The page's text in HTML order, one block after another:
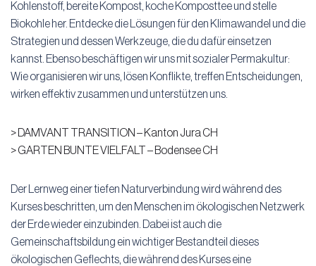
Kohlenstoff, bereite Kompost, koche Komposttee und stelle
Biokohle her. Entdecke die Lösungen für den Klimawandel und die
Strategien und dessen Werkzeuge, die du dafür einsetzen
kannst. Ebenso beschäftigen wir uns mit sozialer Permakultur:
Wie organisieren wir uns, lösen Konflikte, treffen Entscheidungen,
wirken effektiv zusammen und unterstützen uns.
> DAMVANT TRANSITION – Kanton Jura CH
> GARTEN BUNTE VIELFALT – Bodensee CH
Der Lernweg einer tiefen Naturverbindung wird während des
Kurses beschritten, um den Menschen im ökologischen Netzwerk
der Erde wieder einzubinden. Dabei ist auch die
Gemeinschaftsbildung ein wichtiger Bestandteil dieses
ökologischen Geflechts, die während des Kurses eine